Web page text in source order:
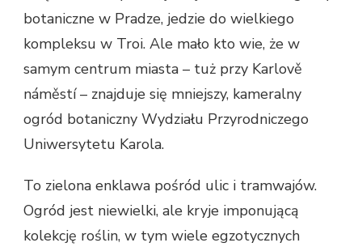
botaniczne w Pradze, jedzie do wielkiego
kompleksu w Troi. Ale mało kto wie, że w
samym centrum miasta – tuż przy Karlově
náměstí – znajduje się mniejszy, kameralny
ogród botaniczny Wydziału Przyrodniczego
Uniwersytetu Karola.
To zielona enklawa pośród ulic i tramwajów.
Ogród jest niewielki, ale kryje imponującą
kolekcję roślin, w tym wiele egzotycznych